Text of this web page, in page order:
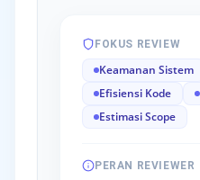
FOKUS REVIEW
Keamanan Sistem
Efisiensi Kode
Estimasi Scope
PERAN REVIEWER